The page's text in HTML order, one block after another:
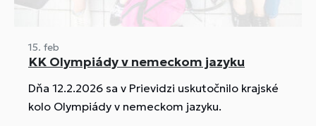
15. feb
KK Olympiády v nemeckom jazyku
Dňa 12.2.2026 sa v Prievidzi uskutočnilo krajské
kolo Olympiády v nemeckom jazyku.